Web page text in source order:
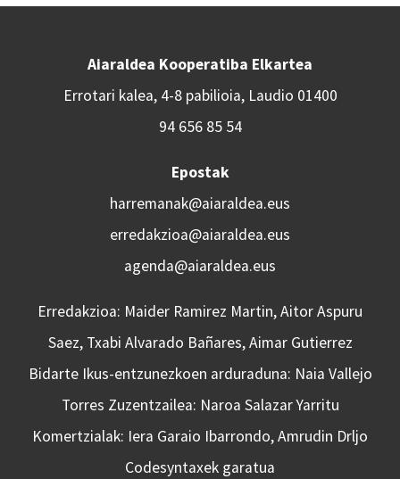
Aiaraldea Kooperatiba Elkartea
Errotari kalea, 4-8 pabilioia, Laudio 01400
94 656 85 54
Epostak
harremanak@aiaraldea.eus
erredakzioa@aiaraldea.eus
agenda@aiaraldea.eus
Erredakzioa: Maider Ramirez Martin, Aitor Aspuru
Saez, Txabi Alvarado Bañares, Aimar Gutierrez
Bidarte Ikus-entzunezkoen arduraduna: Naia Vallejo
Torres Zuzentzailea: Naroa Salazar Yarritu
Komertzialak: Iera Garaio Ibarrondo, Amrudin Drljo
Codesyntaxek garatua